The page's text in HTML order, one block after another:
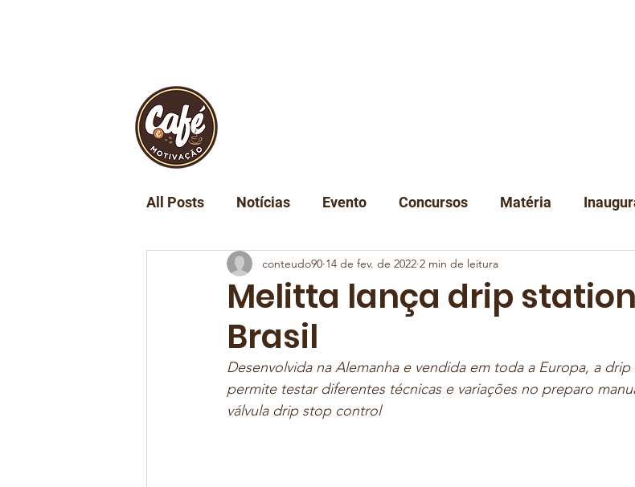
All Posts Notícias Evento Concursos Matéria
Turismo Tecnologia Classificação Instituições
Melitta lança drip
Brasil
conteudo90 14 de fev. de 2022 2 min de leitura
Desenvolvida na Alemanha e vendida em toda a Europa, a
permite testar diferentes técnicas e variações no preparo
válvula drip stop control